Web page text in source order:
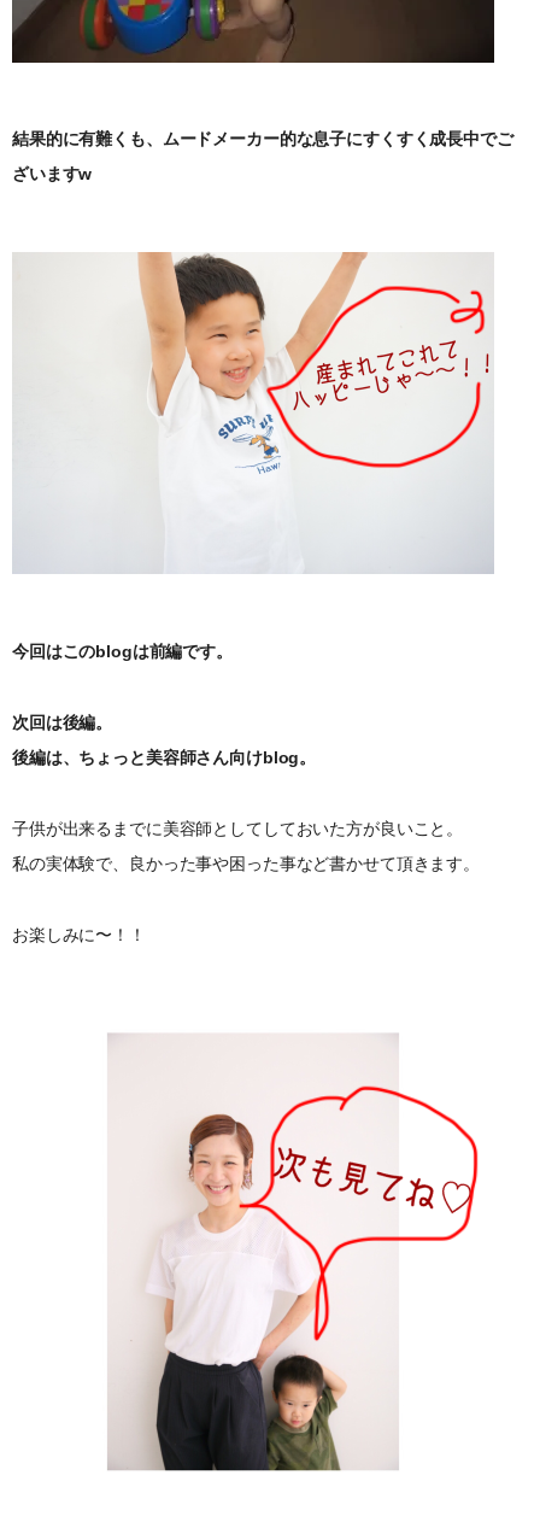
結果的に有難くも、ムードメーカー的な息子にすくすく成長中でご
ざいますw
今回はこのblogは前編です。
次回は後編。
後編は、ちょっと美容師さん向けblog。
子供が出来るまでに美容師としてしておいた方が良いこと。
私の実体験で、良かった事や困った事など書かせて頂きます。
お楽しみに〜！！